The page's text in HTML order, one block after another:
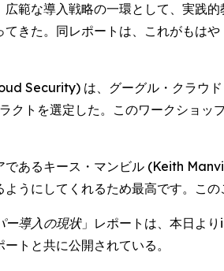
範な導入戦略の一環として、実践
きた。同レポートは、これがもは
Security) は、グーグル・クラウ
トを選定した。このワークショッ
あるキース・マンビル (Keith
うにしてくれるため最高です。こ
ー導入の現状」レポートは、本日よ
トと共に公開されている。